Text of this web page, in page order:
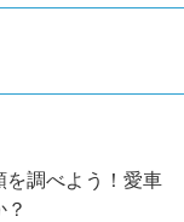
を調べよう！愛車